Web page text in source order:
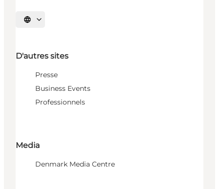
Choisissez la langue
D'autres sites
Presse
Business Events
Professionnels
Media
Denmark Media Centre